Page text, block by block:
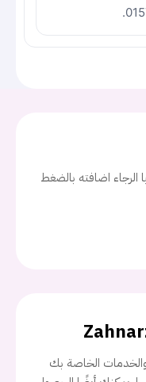
الرجاء اضافته بالضغط
الخاصة بك